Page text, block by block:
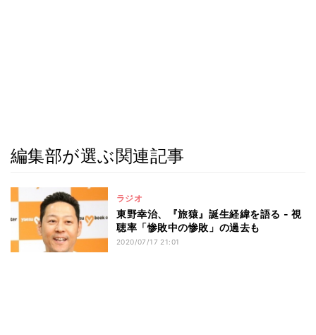
編集部が選ぶ関連記事
ラジオ
東野幸治、『旅猿』誕生経緯を語る - 視
聴率「惨敗中の惨敗」の過去も
2020/07/17 21:01